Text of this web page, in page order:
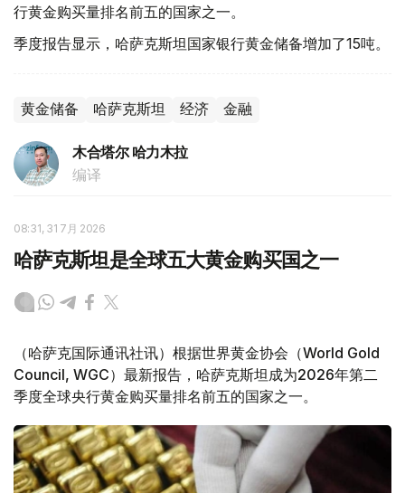
行黄金购买量排名前五的国家之一。
季度报告显示，哈萨克斯坦国家银行黄金储备增加了15吨。
黄金储备 哈萨克斯坦 经济 金融
木合塔尔 哈力木拉
编译
08:31, 31 7月 2026
哈萨克斯坦是全球五大黄金购买国之一
（哈萨克国际通讯社讯）根据世界黄金协会（World Gold
Council, WGC）最新报告，哈萨克斯坦成为2026年第二
季度全球央行黄金购买量排名前五的国家之一。